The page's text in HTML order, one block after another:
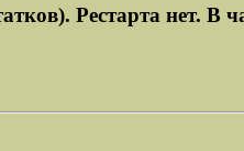
Рестарта нет. В